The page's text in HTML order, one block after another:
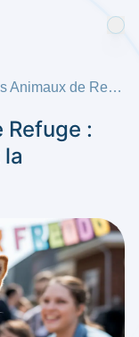
Journée des Animaux de Refuge : promouvoir l’adoption et la protection animale
Refuge :